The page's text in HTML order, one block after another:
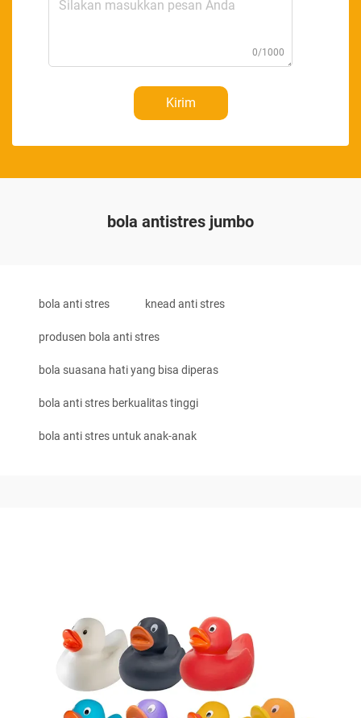
0/1000
Kirim
bola antistres jumbo
bola anti stres knead anti stres
produsen bola anti stres
bola suasana hati yang bisa diperas
bola anti stres berkualitas tinggi
bola anti stres untuk anak-anak